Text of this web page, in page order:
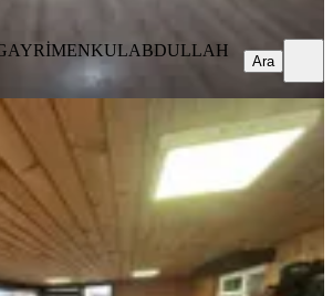
ABDULLAH
Ara
3+1 Üst Dubleks
Safa Mahallesi
·145 m² 08.08.2026
₺